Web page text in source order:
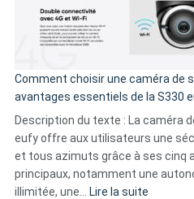
La
fuite
16
milliards
menace
Comment choisir une caméra de
avantages essentiels de la S330
Description du texte : La caméra
eufy offre aux utilisateurs une
et tous azimuts grâce à ses cinq
principaux, notamment une
illimitée, une…
Lire la suite